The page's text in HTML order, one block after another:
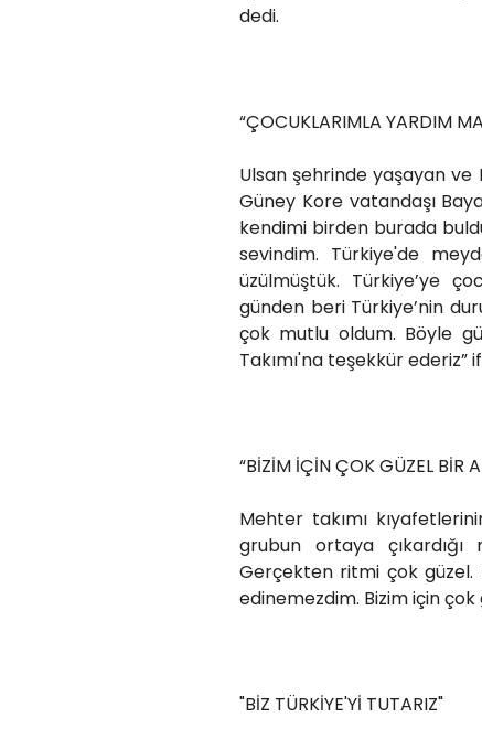
dedi.
“ÇOCUKLARIMLA YARDIM
Ulsan şehrinde yaşayan
Güney Kore vatandaşı
kendimi birden burada
sevindim. Türkiye'de
üzülmüştük. Türkiye’ye
günden beri Türkiye’nin
çok mutlu oldum. Böyle
Takımı'na teşekkür ederiz”
“BİZİM İÇİN ÇOK GÜZEL BİR
Mehter takımı
grubun ortaya çıkardığı
Gerçekten ritmi çok
edinemezdim. Bizim için çok
"BİZ TÜRKİYE'Yİ TUTARIZ"